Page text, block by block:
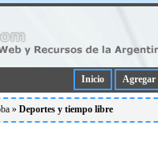
Inicio Agregar
» Deportes y tiempo libre